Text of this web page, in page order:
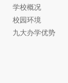
学校概况
校园环境
九大办学优势